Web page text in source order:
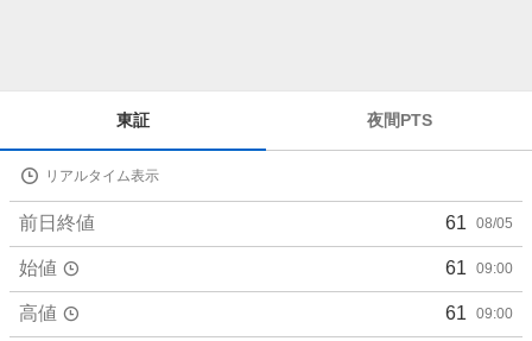
詳
値
東証 夜間PTS
リアルタイム表示
前日終値 61 08/05
始値 61 09:00
高値 61 09:00